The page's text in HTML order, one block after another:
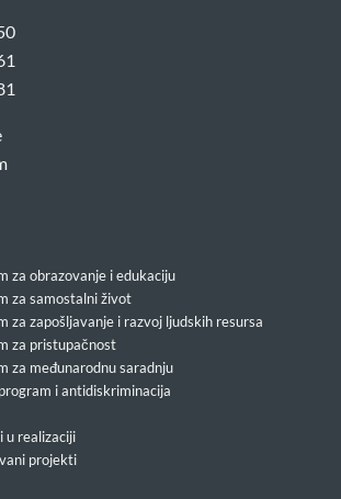
za obrazovanje i edukaciju
za samostalni život
za zapošljavanje i razvoj ljudskih resursa
za pristupačnost
za međunarodnu saradnju
i antidiskriminacija
u realizaciji
projekti